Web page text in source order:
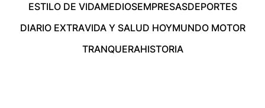
ESTILO DE VIDAMEDIOSEMPRESASDEPORTES
DIARIO EXTRAVIDA Y SALUD HOYMUNDO MOTOR
TRANQUERAHISTORIA